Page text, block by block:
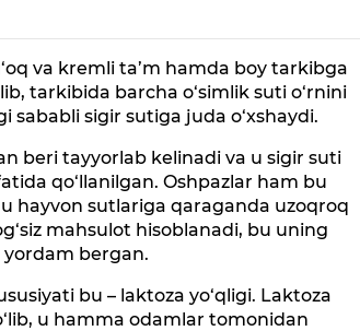
va kremli ta’m hamda boy tarkibga
tarkibida barcha o‘simlik suti o‘rnini
sababli sigir sutiga juda o‘xshaydi.
beri tayyorlab kelinadi va u sigir suti
qo‘llanilgan. Oshpazlar ham bu
hayvon sutlariga qaraganda uzoqroq
mahsulot hisoblanadi, bu uning
bergan.
bu – laktoza yo‘qligi. Laktoza
u hamma odamlar tomonidan